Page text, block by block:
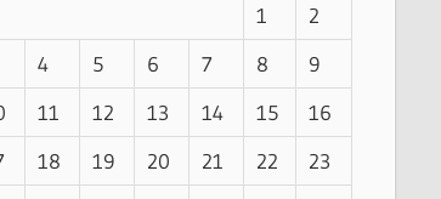
1
2
4 5 6 7 8
9
11 12 13 14 15
16
18 19 20 21 22
23